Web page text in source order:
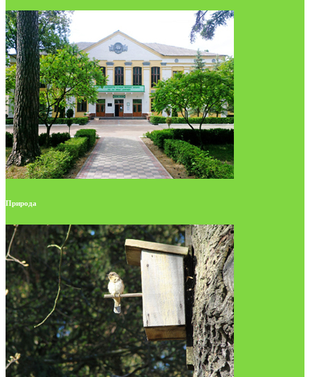
Природа